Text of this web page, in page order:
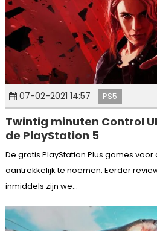
07-02-2021 14:57 PS5
Twintig minuten Control
de PlayStation 5
De gratis PlayStation Plus games
aantrekkelijk te noemen. Eerder
inmiddels zijn we...